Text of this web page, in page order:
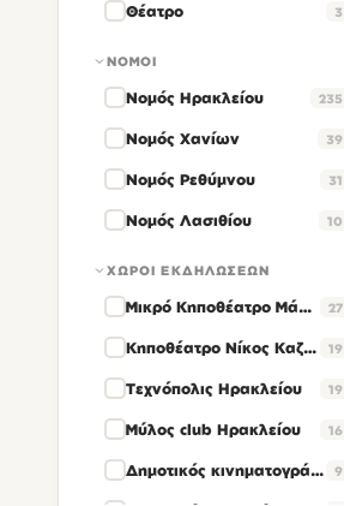
Θέατρο 3
ΝΟΜΟΊ
Νομός Ηρακλείου 235
Νομός Χανίων 39
Νομός Ρεθύμνου 31
Νομός Λασιθίου 10
ΧΏΡΟΙ ΕΚΔΗΛΏΣΕΩΝ
Μικρό Κηποθέατρο Μάνος Χατζηδάκις Ηρακλείου 27
Κηποθέατρο Νίκος Καζαντζάκης Ηρακλείου 19
Τεχνόπολις Ηρακλείου 19
Μύλος club Ηρακλείου 16
Δημοτικός κινηματογράφος Βηθλεέμ Ηρακλείου 9